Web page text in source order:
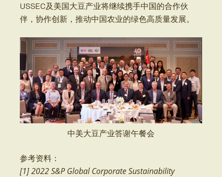
USSEC及美国大豆产业将继续携手中国的合作伙
伴，协作创新，推动中国农业的绿色高质量发展。
中美大豆产业答谢午餐会
参考资料：
[1] 2022 S&P Global Corporate Sustainability